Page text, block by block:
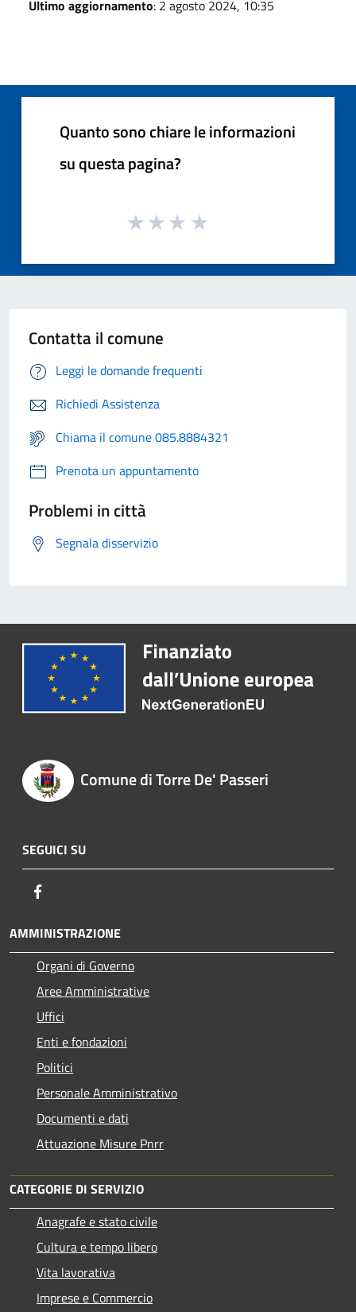
Ultimo aggiornamento: 2 agosto 2024, 10:35
Quanto sono chiare le informazioni
su questa pagina?
Contatta il comune
Leggi le domande frequenti
Richiedi Assistenza
Chiama il comune 085.8884321
Prenota un appuntamento
Problemi in città
Segnala disservizio
Comune di Torre De' Passeri
SEGUICI SU
AMMINISTRAZIONE
Organi di Governo
Aree Amministrative
Uffici
Enti e fondazioni
Politici
Personale Amministrativo
Documenti e dati
Attuazione Misure Pnrr
CATEGORIE DI SERVIZIO
Anagrafe e stato civile
Cultura e tempo libero
Vita lavorativa
Imprese e Commercio